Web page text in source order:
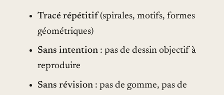
Tracé répétitif(spirales, motifs, formes
géométriques)
Sans intention: pas de dessin objectif à
reproduire
Sans révision: pas de gomme, pas de